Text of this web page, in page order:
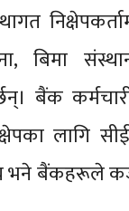
बिमा
बैंक
लागि
बैंकहरूले